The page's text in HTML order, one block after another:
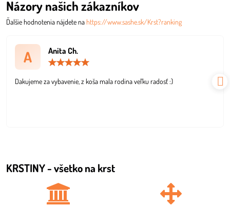
Názory našich zákazníkov
Ďalšie hodnotenia nájdete nahttps://www.sashe.sk/Krst?ranking
A Anita Ch.
5
Dakujeme za vybavenie, z koša mala rodina veľku radosť :)
KRSTINY - všetko na krst